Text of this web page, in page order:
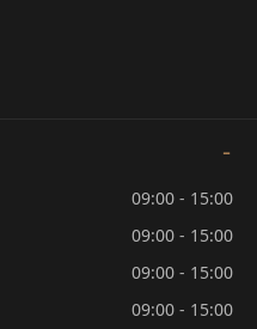
09:00 - 15:00
09:00 - 15:00
09:00 - 15:00
09:00 - 15:00